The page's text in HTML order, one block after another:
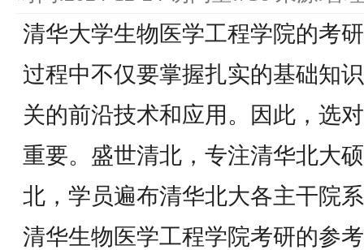
清华大学生物医学工程学院的考
过程中不仅要掌握扎实的基础知
关的前沿技术和应用。因此，选
重要。盛世清北，专注清华北大
北，学员遍布清华北大各主干院
清华生物医学工程学院考研的参